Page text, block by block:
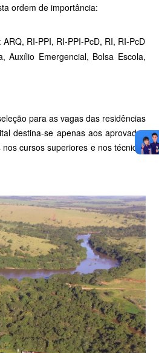
ordem de importância:
RI-PPI, RI-PPI-PcD, RI, RI-PcD
Auxílio Emergencial, Bolsa Escola,
para as vagas das residências
destina-se apenas aos aprovados
cursos superiores e nos técnicos